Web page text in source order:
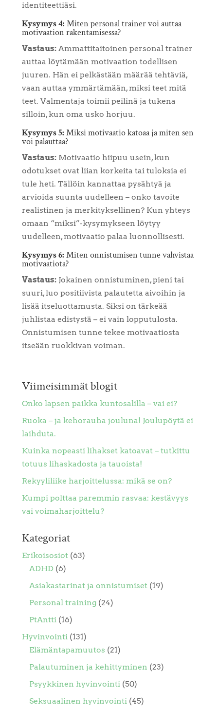
identiteettiäsi.
Kysymys 4: Miten personal trainer voi auttaa
motivaation rakentamisessa?
Vastaus:Ammattitaitoinen personal trainer
auttaa löytämään motivaation todellisen
juuren. Hän ei pelkästään määrää tehtäviä,
vaan auttaa ymmärtämään, miksi teet mitä
teet. Valmentaja toimii peilinä ja tukena
silloin, kun oma usko horjuu.
Kysymys 5: Miksi motivaatio katoaa ja miten sen
voi palauttaa?
Vastaus:Motivaatio hiipuu usein, kun
odotukset ovat liian korkeita tai tuloksia ei
tule heti. Tällöin kannattaa pysähtyä ja
arvioida suunta uudelleen – onko tavoite
realistinen ja merkityksellinen? Kun yhteys
omaan “miksi”-kysymykseen löytyy
uudelleen, motivaatio palaa luonnollisesti.
Kysymys 6: Miten onnistumisen tunne vahvistaa
motivaatiota?
Vastaus:Jokainen onnistuminen, pieni tai
suuri, luo positiivista palautetta aivoihin ja
lisää itseluottamusta. Siksi on tärkeää
juhlistaa edistystä – ei vain lopputulosta.
Onnistumisen tunne tekee motivaatiosta
itseään ruokkivan voiman.
Viimeisimmät blogit
Onko lapsen paikka kuntosalilla – vai ei?
Ruoka – ja kehorauha jouluna! Joulupöytä ei
laihduta.
Kuinka nopeasti lihakset katoavat – tutkittu
totuus lihaskadosta ja tauoista!
Rekyyliliike harjoittelussa: mikä se on?
Kumpi polttaa paremmin rasvaa: kestävyys
vai voimaharjoittelu?
Kategoriat
Erikoisosiot(63)
ADHD(6)
Asiakastarinat ja onnistumiset(19)
Personal training (24)
PtAntti(16)
Hyvinvointi(131)
Elämäntapamuutos (21)
Palautuminen ja kehittyminen (23)
Psyykkinen hyvinvointi(50)
Seksuaalinen hyvinvointi(45)